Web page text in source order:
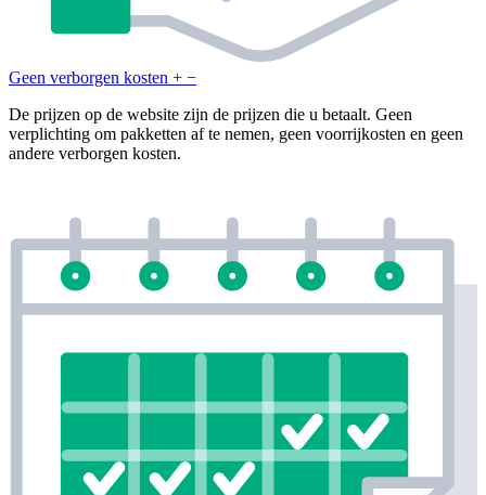
Geen verborgen kosten + −
De prijzen op de website zijn de prijzen die u betaalt. Geen
verplichting om pakketten af te nemen, geen voorrijkosten en geen
andere verborgen kosten.